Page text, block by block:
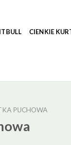
CIENKIE
PUCHOWA